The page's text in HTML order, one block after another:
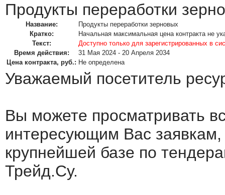
Продукты переработки
Название:
Продукты переработки зерновых
Кратко:
Начальная максимальная цена контракта не
Текст:
Доступно только для зарегистрированных в
Время действия:
31 Мая 2024 - 20 Апреля 2034
Цена контракта, руб.: Не определена
Уважаемый посетитель
Вы можете просматривать
интересующим Вас
крупнейшей базе по
Трейд.Су.